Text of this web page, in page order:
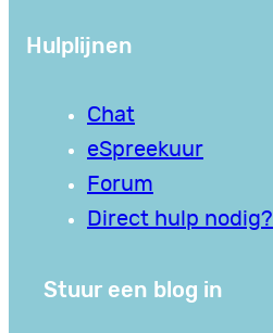
Hulplijnen
Chat
eSpreekuur
Forum
Direct hulp nodig?
Stuur een blog in